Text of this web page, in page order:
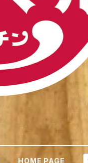
HOME PAGE